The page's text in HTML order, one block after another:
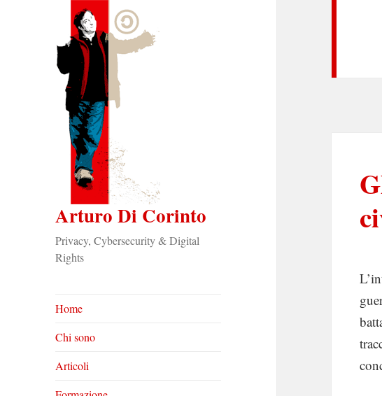
Arturo Di Corinto
Privacy, Cybersecurity & Digital
Rights
Home
Chi sono
Articoli